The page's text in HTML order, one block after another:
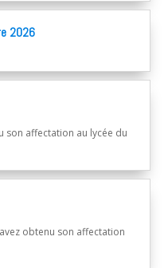
2026
son affectation au lycée du
obtenu son affectation